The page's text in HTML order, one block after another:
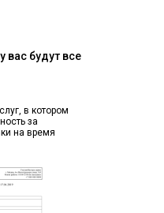
вас будут все
в котором
за
на время